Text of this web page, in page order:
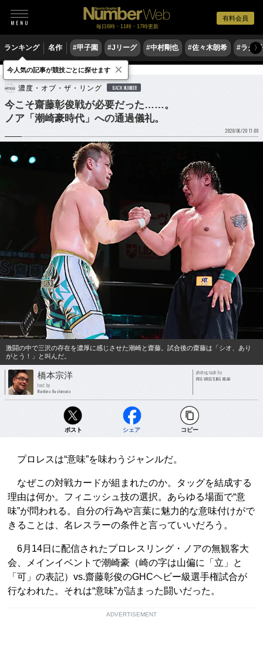
有料会員
毎日6時・11時・17時更新
ランキング 名作 #甲子園 #Jリーグ #中村剛也 #佐々木朗希 #ラグ〉
格闘技 プロレス
濃度・オブ・ザ・リング BACK NUMBER
今こそ齋藤彰俊戦が必要だった……。
ノア「潮崎豪時代」への通過儀礼。
2020/06/20 11:00
激闘の中で三沢の存在を濃厚に感じさせた潮崎と齋藤。試合後の齋藤は「シオ、あり
がとう！」と叫んだ。
橋本宗洋
text by
Norihiro Hashimoto
photograph by
PRO-WRESTLING NOAH
ポスト シェア コピー
プロレスは“意味”を味わうジャンルだ。
なぜこの対戦カードが組まれたのか。タッグを結成する
理由は何か。フィニッシュ技の選択。あらゆる場面で“意
味”が問われる。自分の行為や言葉に魅力的な意味付けがで
きることは、名レスラーの条件と言っていいだろう。
6月14日に配信されたプロレスリング・ノアの無観客大
会、メインイベントで潮崎豪（崎の字は山偏に「立」と
「可」の表記）vs.齋藤彰俊のGHCヘビー級選手権試合が
行なわれた。それは“意味”が詰まった闘いだった。
ADVERTISEMENT
今人気の記事が競技ごとに探せます ×